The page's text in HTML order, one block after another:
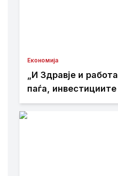
Економија
„И Здравје и
паѓа, инвестициите
државата мора да